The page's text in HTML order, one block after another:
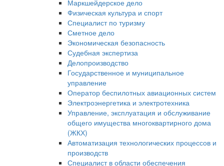
Маркшейдерское дело
Физическая культура и спорт
Специалист по туризму
Сметное дело
Экономическая безопасность
Судебная экспертиза
Делопроизводство
Государственное и муниципальное
управление
Оператор беспилотных авиационных систем
Электроэнергетика и электротехника
Управление, эксплуатация и обслуживание
общего имущества многоквартирного дома
(ЖКХ)
Автоматизация технологических процессов и
производств
Специалист в области обеспечения